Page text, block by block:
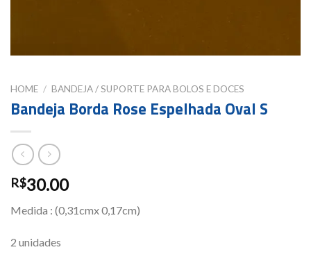
HOME / BANDEJA / SUPORTE PARA BOLOS E DOCES
Bandeja Borda Rose Espelhada Oval S
R$30.00
Medida : (0,31cmx 0,17cm)
2 unidades